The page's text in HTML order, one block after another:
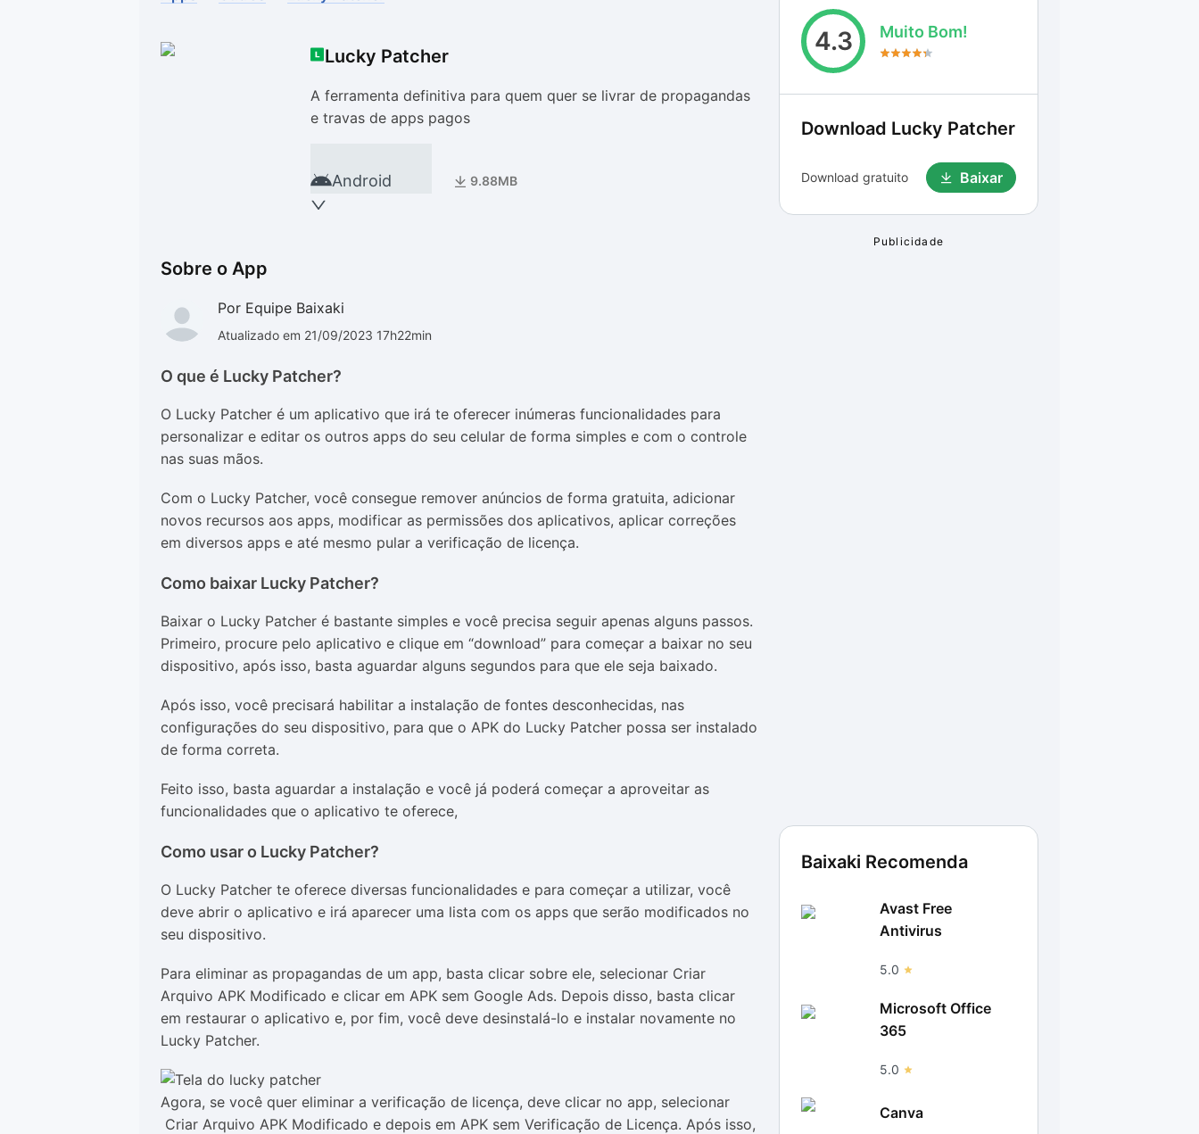
Lucky Patcher
A ferramenta definitiva para quem quer se livrar de propagandas
e travas de apps pagos
Android 9.88MB
Sobre o App
Por Equipe Baixaki
Atualizado em 21/09/2023 17h22min
O que é Lucky Patcher?
O Lucky Patcher é um aplicativo que irá te oferecer inúmeras funcionalidades para
personalizar e editar os outros apps do seu celular de forma simples e com o controle
nas suas mãos.
Com o Lucky Patcher, você consegue remover anúncios de forma gratuita, adicionar
novos recursos aos apps, modificar as permissões dos aplicativos, aplicar correções
em diversos apps e até mesmo pular a verificação de licença.
Como baixar Lucky Patcher?
Baixar o Lucky Patcher é bastante simples e você precisa seguir apenas alguns passos.
Primeiro, procure pelo aplicativo e clique em “download” para começar a baixar no seu
dispositivo, após isso, basta aguardar alguns segundos para que ele seja baixado.
Após isso, você precisará habilitar a instalação de fontes desconhecidas, nas
configurações do seu dispositivo, para que o APK do Lucky Patcher possa ser instalado
de forma correta.
Feito isso, basta aguardar a instalação e você já poderá começar a aproveitar as
funcionalidades que o aplicativo te oferece,
Como usar o Lucky Patcher?
O Lucky Patcher te oferece diversas funcionalidades e para começar a utilizar, você
deve abrir o aplicativo e irá aparecer uma lista com os apps que serão modificados no
seu dispositivo.
Para eliminar as propagandas de um app, basta clicar sobre ele, selecionar Criar
Arquivo APK Modificado e clicar em APK sem Google Ads. Depois disso, basta clicar
em restaurar o aplicativo e, por fim, você deve desinstalá-lo e instalar novamente no
Lucky Patcher.
Agora, se você quer eliminar a verificação de licença, deve clicar no app, selecionar
Criar Arquivo APK Modificado e depois em APK sem Verificação de Licença. Após isso,
4.3 Muito Bom!
Download Lucky Patcher
Download gratuito Baixar
Baixaki Recomenda
Avast Free
Antivirus
5.0
Microsoft Office
365
5.0
Canva